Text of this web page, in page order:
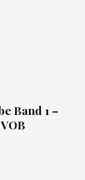
Band 1 –